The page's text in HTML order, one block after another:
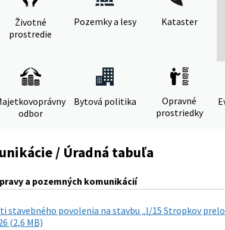
Životné
prostredie
Pozemky a lesy Kataster
odbor
Bytová politika
Opravné
prostriedky
/ Úradná tabuľa
a pozemných komunikácií
povolenia na stavbu „I/15 Stropkov
(2,6 MB)